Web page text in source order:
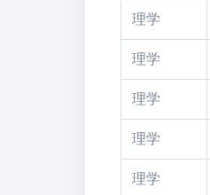
理学
理学
理学
理学
理学